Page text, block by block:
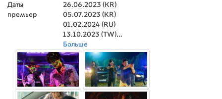
Даты
премьер
26.06.2023 (KR)
05.07.2023 (KR)
01.02.2024 (RU)
13.10.2023 (TW)
05.12.2023 (US)
Больше